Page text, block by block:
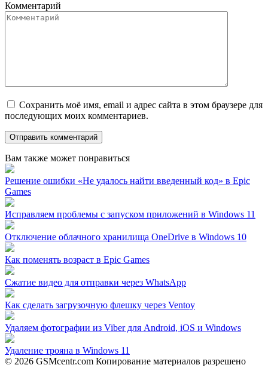
Комментарий
Сохранить моё имя, email и адрес сайта в этом браузере для
последующих моих комментариев.
Вам также может понравиться
Решение ошибки «Не удалось найти введенный код» в Epic
Games
Исправляем проблемы с запуском приложений в Windows 11
Отключение облачного хранилища OneDrive в Windows 10
Как поменять возраст в Epic Games
Сжатие видео для отправки через WhatsApp
Как сделать загрузочную флешку через Ventoy
Удаляем фотографии из Viber для Android, iOS и Windows
Удаление трояна в Windows 11
© 2026 GSMcentr.com Копирование материалов разрешено